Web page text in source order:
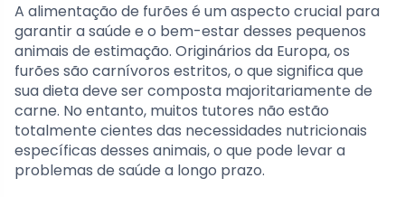
A alimentação de furões é um aspecto crucial para
garantir a saúde e o bem-estar desses pequenos
animais de estimação. Originários da Europa, os
furões são carnívoros estritos, o que significa que
sua dieta deve ser composta majoritariamente de
carne. No entanto, muitos tutores não estão
totalmente cientes das necessidades nutricionais
específicas desses animais, o que pode levar a
problemas de saúde a longo prazo.